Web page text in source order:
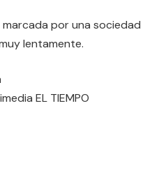
por una sociedad
lentamente.
EL TIEMPO